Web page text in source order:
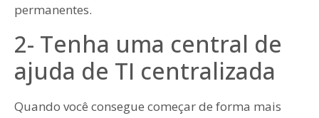
permanentes.
2- Tenha uma central de
ajuda de TI centralizada
Quando você consegue começar de forma mais